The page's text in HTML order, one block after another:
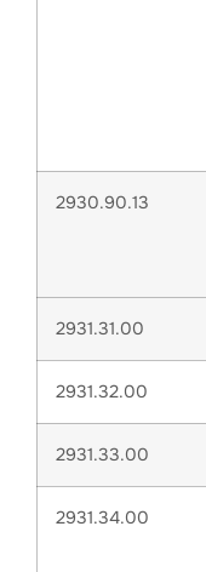
2930.90.13
2931.31.00
2931.32.00
2931.33.00
2931.34.00